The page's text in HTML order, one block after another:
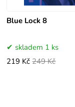
Blue Lock 8
skladem 1 ks
219 Kč 249 Kč